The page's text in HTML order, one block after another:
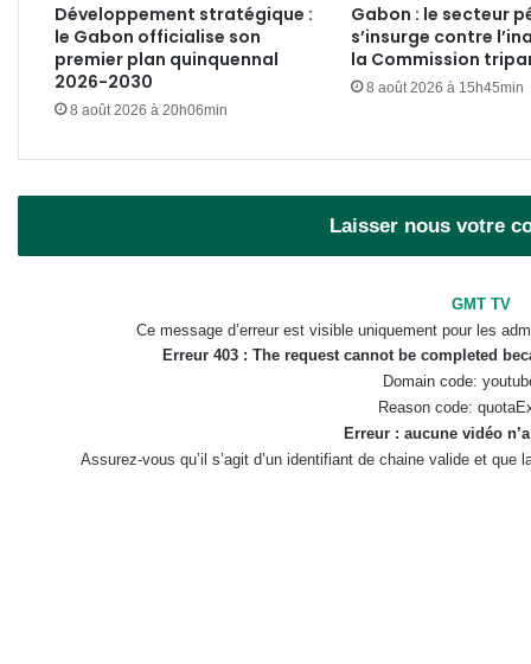
Développement stratégique :
le Gabon officialise son
premier plan quinquennal
2026-2030
8 août 2026 à 20h06min
Gabon : le secteur
s’insurge contre
la Commission
8 août 2026 à 15h45min
Laisser nous votre
GMT TV
Ce message d’erreur est visible uniquement pour les
Erreur 403 : The request cannot be completed
Domain code:
Reason code:
Erreur : aucune vidéo
Assurez-vous qu’il s’agit d’un identifiant de chaine valide et